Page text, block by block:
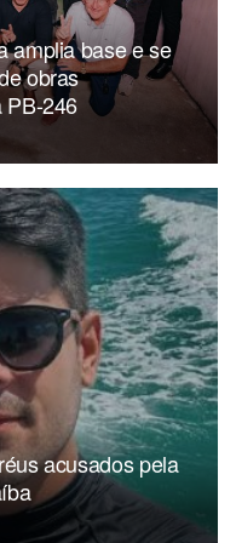
amplia base e se
obras
PB-246
acusados pela